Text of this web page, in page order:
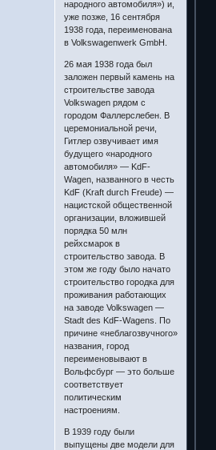
народного автомобиля») и,
уже позже, 16 сентября
1938 года, переименована
в Volkswagenwerk GmbH.
26 мая 1938 года был
заложен первый камень на
строительстве завода
Volkswagen рядом с
городом Фаллерслебен. В
церемониальной речи,
Гитлер озвучивает имя
будущего «народного
автомобиля» — KdF-
Wagen, названного в честь
KdF (Kraft durch Freude) —
нацистской общественной
организации, вложившей
порядка 50 млн
рейхсмарок в
строительство завода. В
этом же году было начато
строительство городка для
проживания работающих
на заводе Volkswagen —
Stadt des KdF-Wagens. По
причине «неблагозвучного»
названия, город
переименовывают в
Вольфсбург — это больше
соответствует
политическим
настроениям.
В 1939 году были
выпущены две модели для